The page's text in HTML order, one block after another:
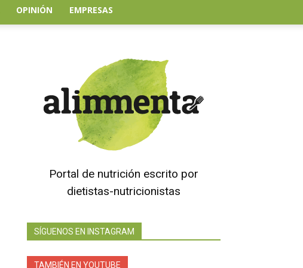
OPINIÓN EMPRESAS
Portal de nutrición escrito por
dietistas-nutricionistas
SÍGUENOS EN INSTAGRAM
TAMBIÉN EN YOUTUBE